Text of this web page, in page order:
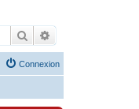
Rechercher
Connexion